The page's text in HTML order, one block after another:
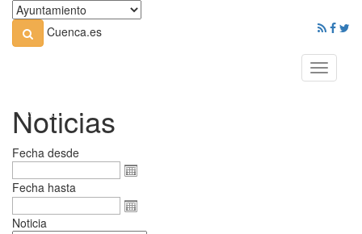
Cuenca.es
Toggle
Noticias
Fecha desde
Fecha hasta
Noticia